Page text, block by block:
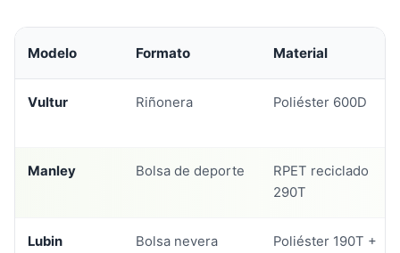
Modelo Formato Material
Vultur Riñonera Poliéster 600D
Manley Bolsa de deporte
RPET reciclado
290T
Lubin Bolsa nevera
Poliéster 190T +